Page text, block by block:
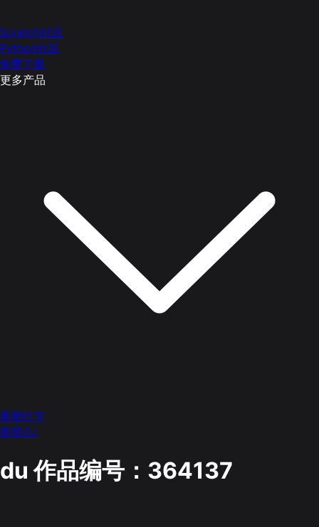
Scratch社区
Python社区
免费下载
更多产品
墨墨打字
墨墨OJ
du作品编号：364137